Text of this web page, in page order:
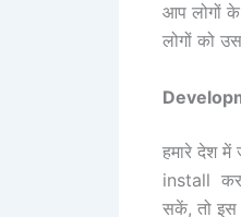
आप लोगों के
लोगों को
हमारे देश में
install
सकें, तो इस